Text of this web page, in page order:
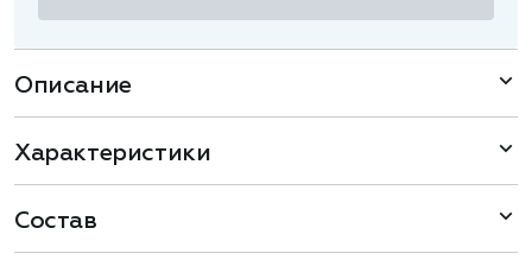
Описание
Характеристики
Состав